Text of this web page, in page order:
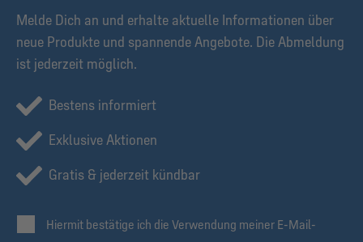
Melde Dich an und erhalte aktuelle Informationen über
neue Produkte und spannende Angebote. Die Abmeldung
ist jederzeit möglich.
Bestens informiert
Exklusive Aktionen
Gratis & jederzeit kündbar
Hiermit bestätige ich die Verwendung meiner E-Mail-